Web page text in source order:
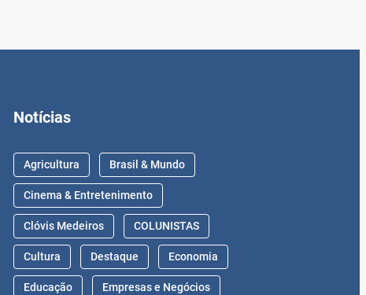
Notícias
Agricultura Brasil & Mundo
Cinema & Entretenimento
Clóvis Medeiros COLUNISTAS
Cultura Destaque Economia
Educação Empresas e Negócios